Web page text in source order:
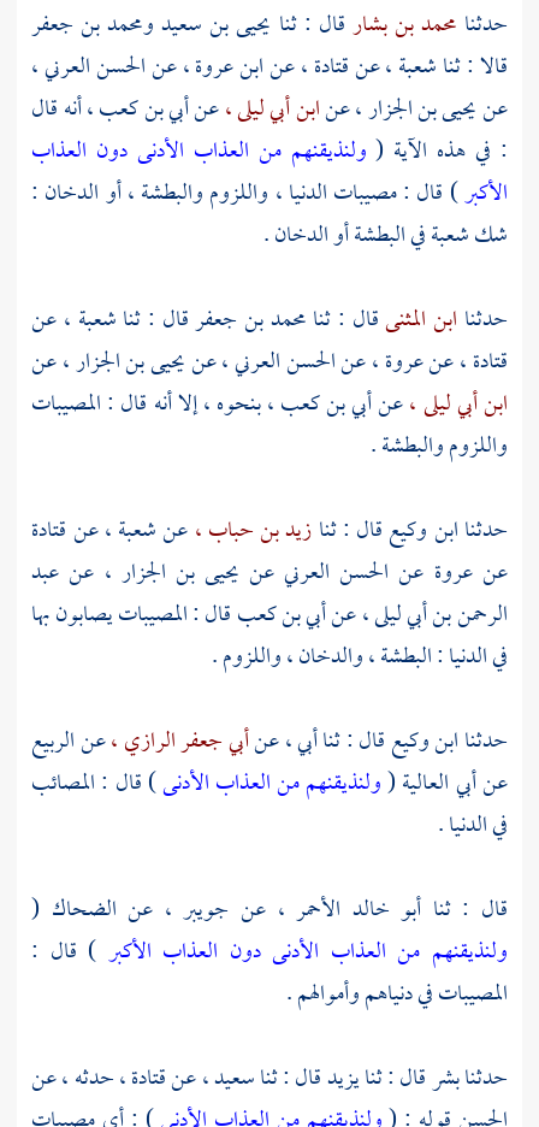
حدثنا محمد بن بشارقال : ثنا يحيى بن سعيدومحمد بن جعفر
قالا : ثناشعبة ،عنقتادة ،عنابن عروة ،عنالحسن العرني ،
عنيحيى بن الجزار ،عنابن أبي ليلى ،عنأبي بن كعب ،أنه قال
: في هذه الآية ( ولنذيقنهم من العذاب الأدنى دون العذاب
الأكبر) قال : مصيبات الدنيا ، واللزوم والبطشة ، أو الدخان :
شكشعبةفي البطشة أو الدخان .
حدثنا ابن المثنىقال : ثنامحمد بن جعفرقال : ثناشعبة ،عن
قتادة ،عنعروة ،عنالحسن العرني ،عنيحيى بن الجزار ،عن
ابن أبي ليلى ،عنأبي بن كعب ،بنحوه ، إلا أنه قال : المصيبات
واللزوم والبطشة .
حدثناابن وكيعقال : ثنازيد بن حباب ،عنشعبة ،عنقتادة
عنعروة عن الحسن العرني عن يحيى بن الجزار ، عن عبد
الرحمن بن أبي ليلى ،عنأبي بن كعبقال : المصيبات يصابون بها
في الدنيا : البطشة ، والدخان ، واللزوم .
حدثناابن وكيعقال : ثنا أبي ، عنأبي جعفر الرازي ،عنالربيع
عنأبي العالية(ولنذيقنهم من العذاب الأدنى) قال : المصائب
في الدنيا .
قال : ثنا أبو خالد الأحمر ، عن جويبر ، عن الضحاك (
ولنذيقنهم من العذاب الأدنى دون العذاب الأكبر ) قال :
المصيبات في دنياهم وأموالهم .
حدثنابشرقال : ثنايزيدقال : ثناسعيد ،عنقتادة ،حدثه ، عن